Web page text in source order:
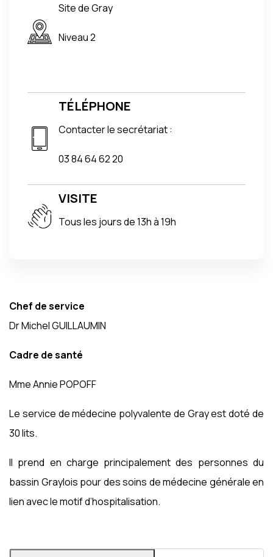
Site de Gray
Niveau 2
TÉLÉPHONE
Contacter le secrétariat :
03 84 64 62 20
VISITE
Tous les jours de 13h à 19h
Chef de service
Dr Michel GUILLAUMIN
Cadre de santé
Mme Annie POPOFF
Le service de médecine polyvalente de Gray est doté de
30 lits.
Il prend en charge principalement des personnes du
bassin Graylois pour des soins de médecine générale en
lien avec le motif d’hospitalisation.